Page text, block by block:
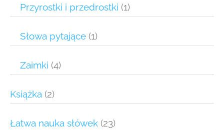
Przyrostki i przedrostki (1)
Słowa pytające (1)
Zaimki (4)
Książka (2)
Łatwa nauka słówek (23)